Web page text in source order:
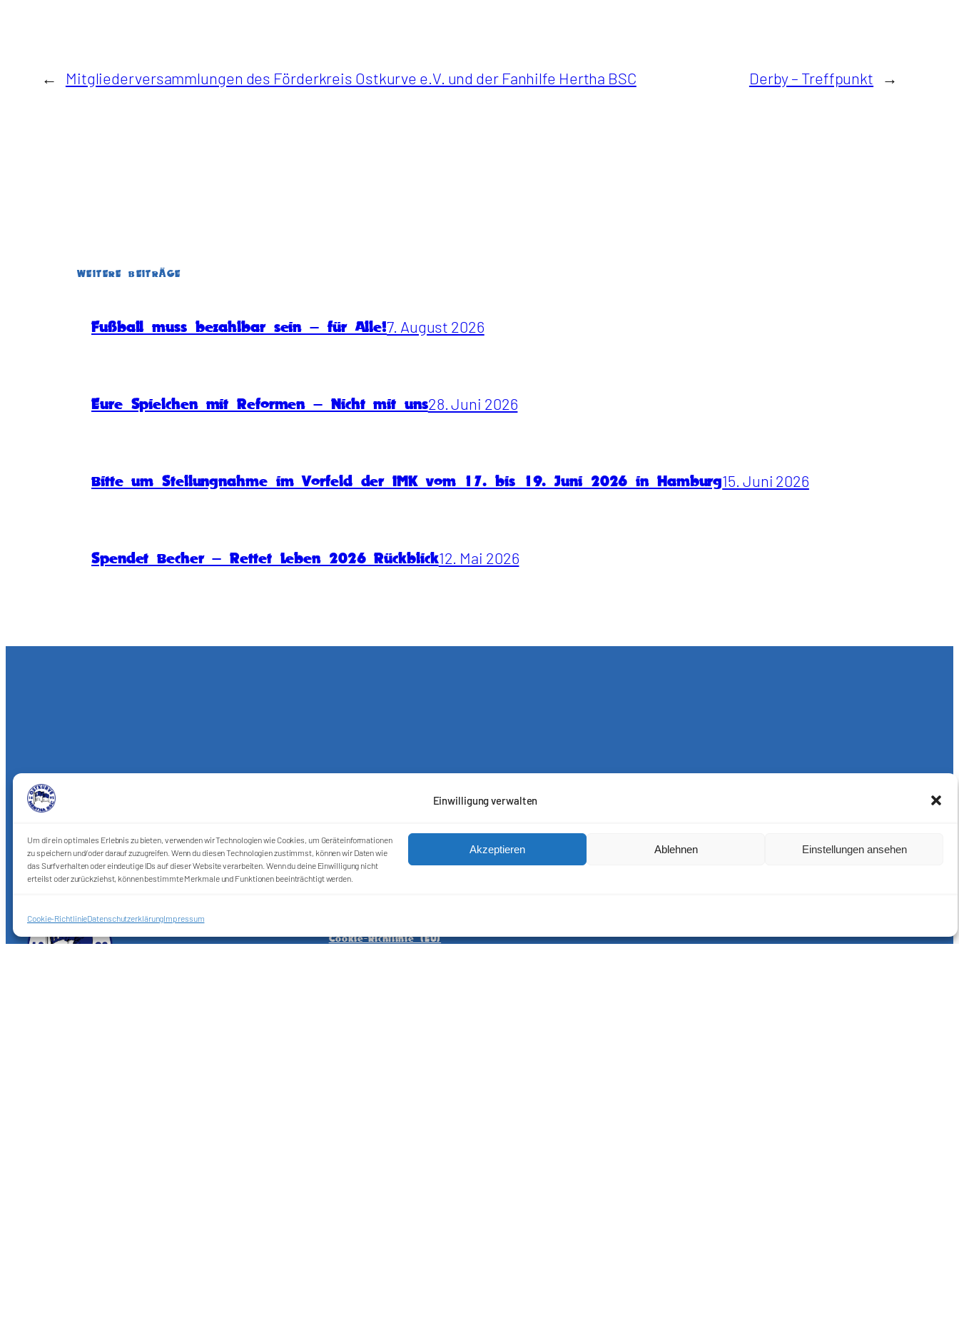
Einwilligung verwalten
Um dir ein optimales Erlebnis zu bieten, verwenden wir Technologien wie Cookies, um Geräteinformationen
zu speichern und/oder darauf zuzugreifen. Wenn du diesen Technologien zustimmst, können wir Daten wie
das Surfverhalten oder eindeutige IDs auf dieser Website verarbeiten. Wenn du deine Einwilligung nicht
erteilst oder zurückziehst, können bestimmte Merkmale und Funktionen beeinträchtigt werden.
Akzeptieren Ablehnen Einstellungen ansehen
Cookie-RichtlinieDatenschutzerklärungImpressum
← Mitgliederversammlungen des Förderkreis Ostkurve e.V. und der Fanhilfe Hertha BSC Derby – Treffpunkt →
WEITERE BEITRÄGE
Fußball muss bezahlbar sein – für Alle!7. August 2026
Eure Spielchen mit Reformen – Nicht mit uns28. Juni 2026
Bitte um Stellungnahme im Vorfeld der IMK vom 17. bis 19. Juni 2026 in Hamburg15. Juni 2026
Spendet Becher – Rettet Leben 2026 Rückblick12. Mai 2026
Cookie-Richtlinie (EU)